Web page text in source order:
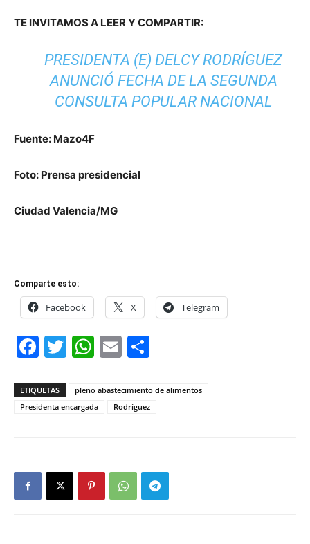
TE INVITAMOS A LEER Y COMPARTIR:
PRESIDENTA (E) DELCY RODRÍGUEZ
ANUNCIÓ FECHA DE LA SEGUNDA
CONSULTA POPULAR NACIONAL
Fuente: Mazo4F
Foto: Prensa presidencial
Ciudad Valencia/MG
Comparte esto:
Facebook X Telegram
Facebook
Twitter
WhatsApp
Email
ETIQUETAS
pleno abastecimiento de alimentos
Presidenta encargada
Rodríguez